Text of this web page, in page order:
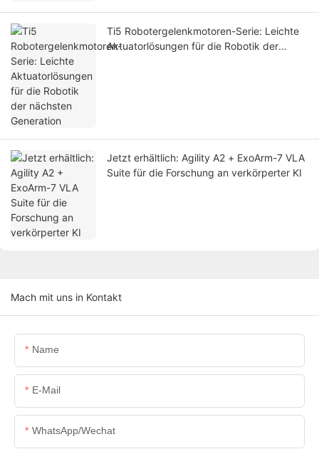
Ti5 Robotergelenkmotoren-Serie: Leichte
Aktuatorlösungen für die Robotik der
Jetzt erhältlich: Agility A2 + ExoArm-7 VLA
Suite für die Forschung an verkörperter KI
Mach mit uns in Kontakt
Name
E-Mail
WhatsApp/Wechat